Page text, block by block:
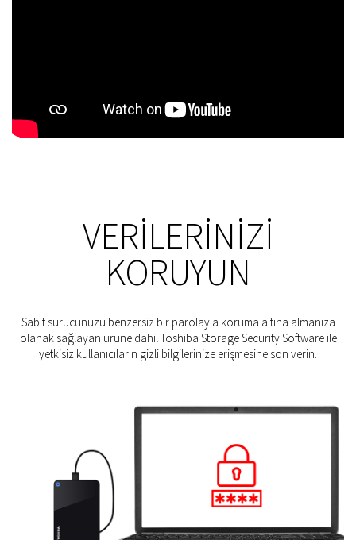
VERILERINIZI
KORUYUN
Sabit sürücünüzü benzersiz bir parolayla koruma altına almanıza
olanak sağlayan ürüne dahil Toshiba Storage Security Software ile
yetkisiz kullanıcıların gizli bilgilerinize erişmesine son verin.